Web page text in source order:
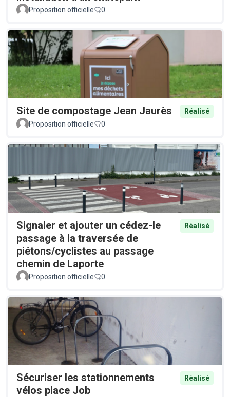
Proposition officielle 0
Site de compostage Jean Jaurès
Réalisé
Proposition officielle
0
Signaler et ajouter un cédez-le
passage à la traversée de
piétons/cyclistes au passage
chemin de Laporte
Réalisé
Proposition officielle 0
Sécuriser les stationnements
vélos place Job
Réalisé